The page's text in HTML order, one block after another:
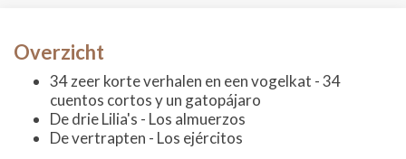
Overzicht
34 zeer korte verhalen en een vogelkat - 34
cuentos cortos y un gatopájaro
De drie Lilia's - Los almuerzos
De vertrapten - Los ejércitos